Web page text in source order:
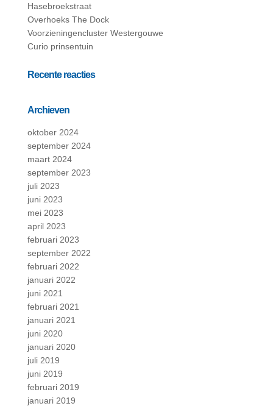
Hasebroekstraat
Overhoeks The Dock
Voorzieningencluster Westergouwe
Curio prinsentuin
Recente reacties
Archieven
oktober 2024
september 2024
maart 2024
september 2023
juli 2023
juni 2023
mei 2023
april 2023
februari 2023
september 2022
februari 2022
januari 2022
juni 2021
februari 2021
januari 2021
juni 2020
januari 2020
juli 2019
juni 2019
februari 2019
januari 2019